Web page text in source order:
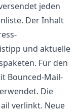
jeden
Der Inhalt
und aktuelle
Für den
Bounced-Mail-
Die
verlinkt. Neue